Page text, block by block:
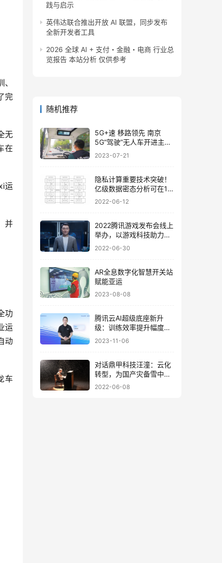
完
无
在
运
并
功
运
动
车
践与启示
英伟达联合推出开放 AI 联盟，同步发布
全新开发者工具
2026 全球 AI + 支付・金融・电商 行业总
览报告 本站分析 仅供参考
随机推荐
5G+速 移路领先 南京
5G“驾驶”无人车开进主城
区
2023-07-21
隐私计算重要技术突破！
亿级数据密态分析可在10
分钟内完成
2022-06-12
2022腾讯游戏发布会线上
举办，以游戏科技助力社
会创新发展
2022-06-30
AR全息数字化智慧开关站
赋能亚运
2023-08-08
腾讯云AI超级底座新升
级：训练效率提升幅度达
到3倍
2023-11-06
对话鼎甲科技汪潼：云化
转型，为国产灾备雪中送
炭
2022-06-08